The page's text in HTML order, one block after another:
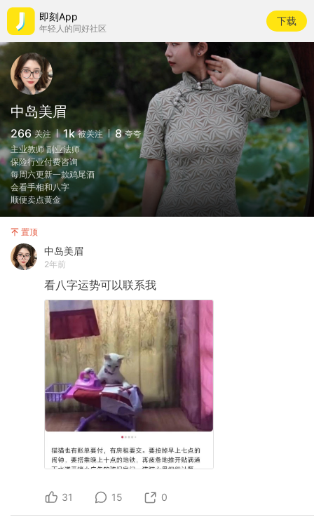
即刻App
年轻人的同好社区
下载
中岛美眉
266 关注 1k 被关注 8 夸夸
主业教师 副业法师
保险行业付费咨询
每周六更新一款鸡尾酒
会看手相和八字
顺便卖点黄金
置顶
中岛美眉
2年前
看八字运势可以联系我
31 15 0